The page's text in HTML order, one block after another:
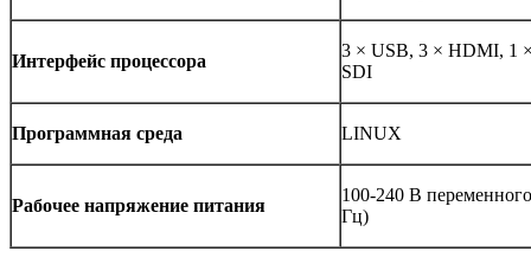
Интерфейс процессора
3 × USB, 3 × HDMI, 1
SDI
Программная среда LINUX
Рабочее напряжение питания
100-240 В
Гц)